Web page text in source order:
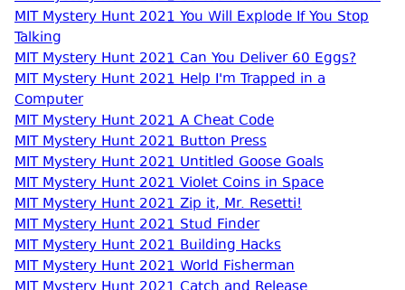
MIT Mystery Hunt 2021 You Will Explode If You Stop
Talking
MIT Mystery Hunt 2021 Can You Deliver 60 Eggs?
MIT Mystery Hunt 2021 Help I'm Trapped in a
Computer
MIT Mystery Hunt 2021 A Cheat Code
MIT Mystery Hunt 2021 Button Press
MIT Mystery Hunt 2021 Untitled Goose Goals
MIT Mystery Hunt 2021 Violet Coins in Space
MIT Mystery Hunt 2021 Zip it, Mr. Resetti!
MIT Mystery Hunt 2021 Stud Finder
MIT Mystery Hunt 2021 Building Hacks
MIT Mystery Hunt 2021 World Fisherman